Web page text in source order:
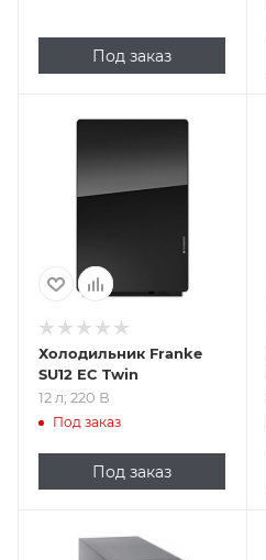
Под заказ
Подпись к товару
Холодильник Franke
SU12 EC Twin
12 л; 220 В
Под заказ
Под заказ